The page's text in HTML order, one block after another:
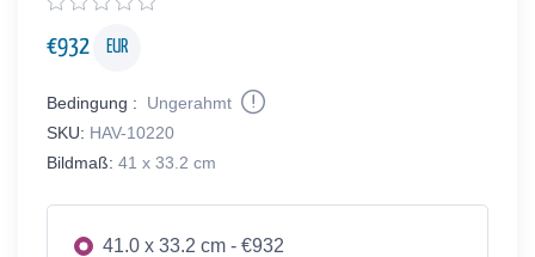
€932 EUR
Bedingung :
Ungerahmt
SKU: HAV-10220
Bildmaß: 41 x 33.2 cm
41.0 x 33.2 cm - €932